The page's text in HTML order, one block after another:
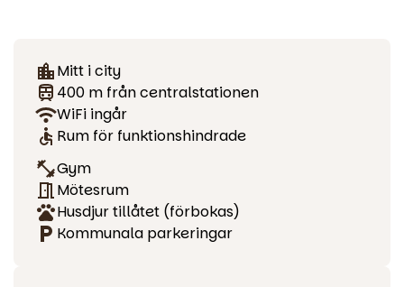
Våra ljusa och välutrustade konferenslokaler passar både
mindre och medelstora möten. Oavsett om du planerar ett
effektivt möte eller en heldagskonferens hjälper vi gärna till
att skapa rätt upplägg. Teknik och service finns på plats
liksom flexibla måltidslösningar.
Mitt i city
400 m från centralstationen
WiFi ingår
Rum för funktionshindrade
Gym
Mötesrum
Husdjur tillåtet (förbokas)
Kommunala parkeringar